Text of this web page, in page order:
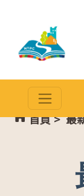
首頁> 最